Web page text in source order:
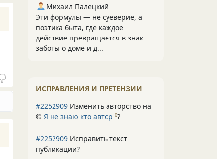
Михаил Палецкий
Эти формулы — не суеверие, а
поэтика быта, где каждое
действие превращается в знак
заботы о доме и д...
ИСПРАВЛЕНИЯ И ПРЕТЕНЗИИ
#2252909 Изменить авторство на
© Я не знаю кто автор 0?
#2252909 Исправить текст
публикации?